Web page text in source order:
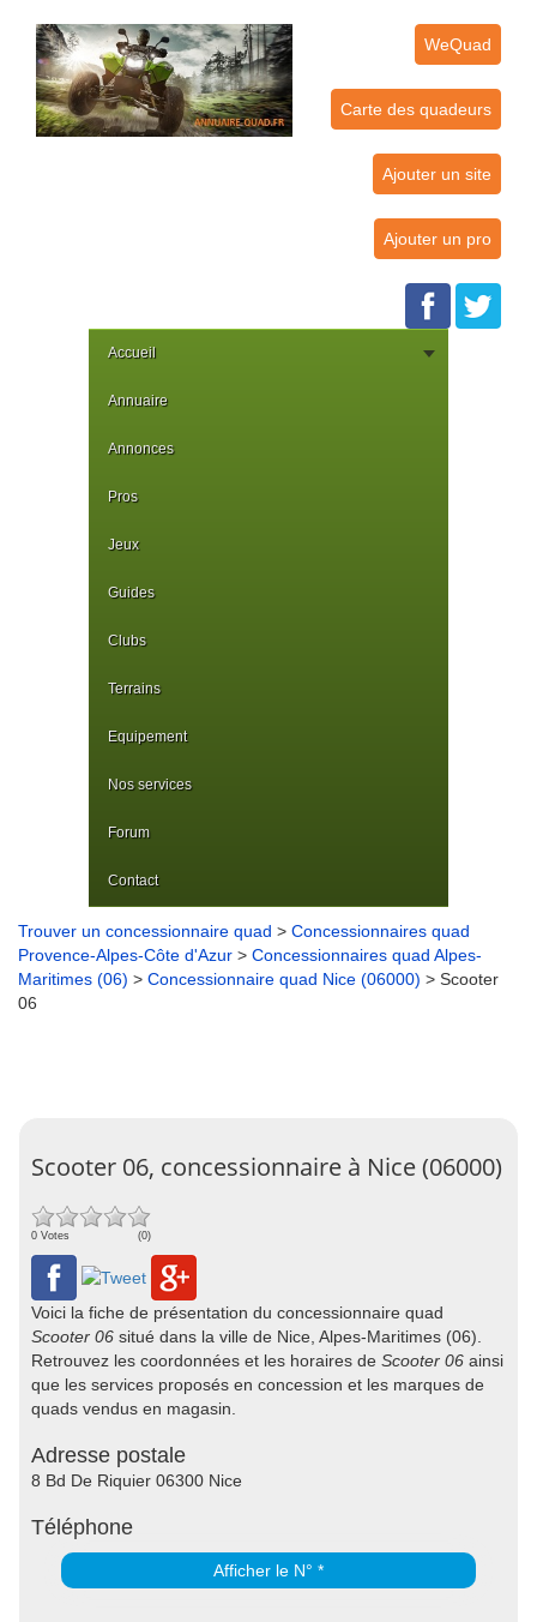
WeQuad
Carte des quadeurs
Ajouter un site
Ajouter un pro
Accueil
Annuaire
Annonces
Pros
Jeux
Guides
Clubs
Terrains
Equipement
Nos services
Forum
Contact
Trouver un concessionnaire quad > Concessionnaires quad
Provence-Alpes-Côte d'Azur > Concessionnaires quad Alpes-
Maritimes (06) > Concessionnaire quad Nice (06000) > Scooter
06
Scooter 06, concessionnaire à Nice (06000)
0 Votes (0)
Voici la fiche de présentation du concessionnaire quad
Scooter 06 situé dans la ville de Nice, Alpes-Maritimes (06).
Retrouvez les coordonnées et les horaires de Scooter 06 ainsi
que les services proposés en concession et les marques de
quads vendus en magasin.
Adresse postale
8 Bd De Riquier 06300 Nice
Téléphone
Afficher le N° *